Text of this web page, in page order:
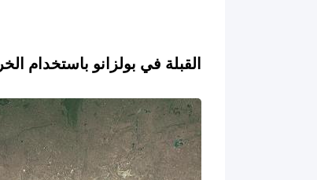
القبلة في بولزانو باستخدام